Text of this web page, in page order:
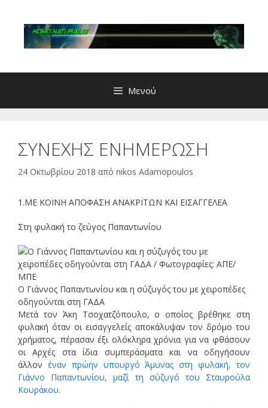
περιεχόμενο
Μενού
ΣΥΝΕΧΗΣ ΕΝΗΜΕΡΩΣΗ
24 Οκτωβρίου 2018 από nikos Adamopoulos
1.ΜΕ ΚΟΙΝΗ ΑΠΟΦΑΣΗ ΑΝΑΚΡΙΤΩΝ ΚΑΙ ΕΙΣΑΓΓΕΛΕΑ
Στη φυλακή το ζεύγος Παπαντωνίου
Ο Γιάννος Παπαντωνίου και η σύζυγός του με χειροπέδες
οδηγούνται στη ΓΑΔΑ
Μετά τον Άκη Τσοχατζόπουλο, ο οποίος βρέθηκε στη
φυλακή όταν οι εισαγγελείς αποκάλυψαν τον δρόμο του
χρήματος, πέρασαν έξι ολόκληρα χρόνια για να φθάσουν
οι Αρχές στα ίδια συμπεράσματα και να οδηγήσουν
άλλον έναν πρώην υπουργό Άμυνας στη φυλακή, τον
Γιάννο Παπαντωνίου, μαζί τη σύζυγό του Σταυρούλα
Κουράκου.